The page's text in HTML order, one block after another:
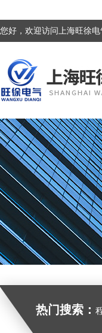
您好，欢迎访问上海旺徐电
热门搜索： 程